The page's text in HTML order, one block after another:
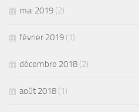
mai 2019 (2)
février 2019 (1)
décembre 2018 (2)
août 2018 (1)